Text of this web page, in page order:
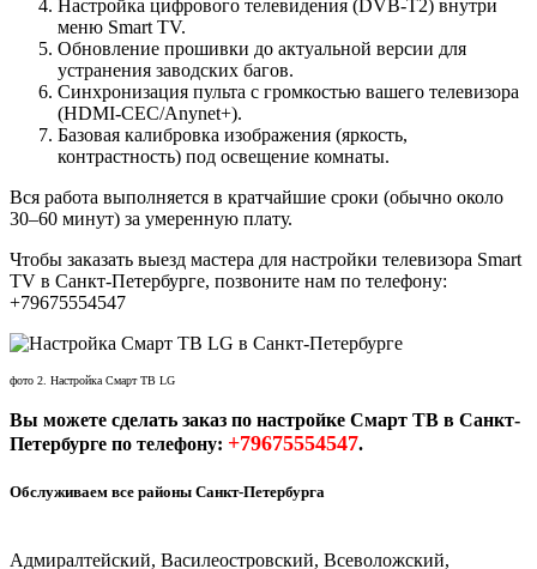
Настройка цифрового телевидения (DVB-T2) внутри
меню Smart TV.
Обновление прошивки до актуальной версии для
устранения заводских багов.
Синхронизация пульта с громкостью вашего телевизора
(HDMI-CEC/Anynet+).
Базовая калибровка изображения (яркость,
контрастность) под освещение комнаты.
Вся работа выполняется в кратчайшие сроки (обычно около
30–60 минут) за умеренную плату.
Чтобы заказать выезд мастера для настройки телевизора Smart
TV в Санкт-Петербурге, позвоните нам по телефону:
+79675554547
фото 2. Настройка Смарт ТВ LG
Вы можете сделать заказ по настройке Смарт ТВ в Санкт-
Петербурге по телефону: +79675554547.
Обслуживаем все районы Санкт-Петербурга
Адмиралтейский, Василеостровский, Всеволожский,